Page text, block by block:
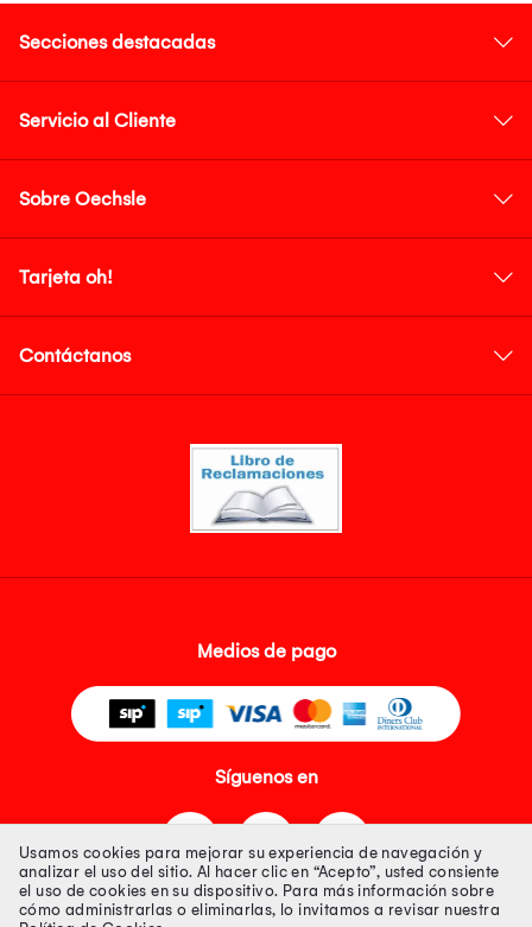
Secciones destacadas
Servicio al Cliente
Sobre Oechsle
Tarjeta oh!
Contáctanos
Medios de pago
Síguenos en
Usamos cookies para mejorar su experiencia de navegación y
analizar el uso del sitio. Al hacer clic en “Acepto”, usted consiente
el uso de cookies en su dispositivo. Para más información sobre
cómo administrarlas o eliminarlas, lo invitamos a revisar nuestra